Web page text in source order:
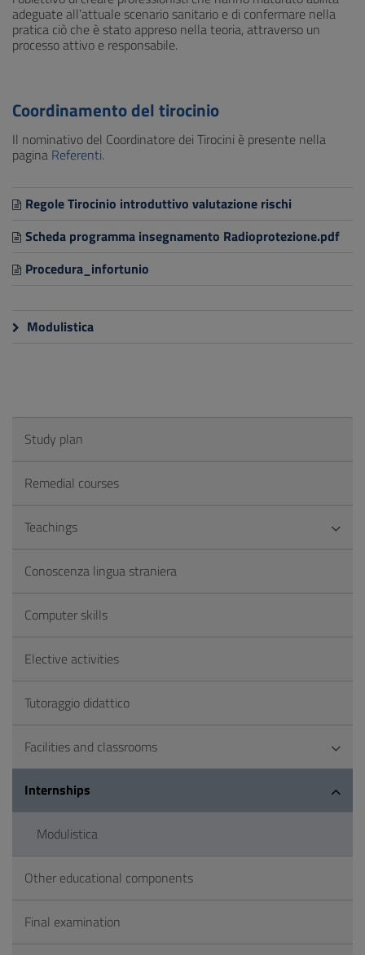
adeguate all’attuale scenario sanitario e di confermare nella
pratica ciò che è stato appreso nella teoria, attraverso un
processo attivo e responsabile.
Coordinamento del tirocinio
Il nominativo del Coordinatore dei Tirocini è presente nella
pagina Referenti.
Regole Tirocinio introduttivo valutazione rischi
Scheda programma insegnamento Radioprotezione.pdf
Procedura_infortunio
Modulistica
Study plan
Remedial courses
Teachings
Conoscenza lingua straniera
Computer skills
Elective activities
Tutoraggio didattico
Facilities and classrooms
Internships
Modulistica
Other educational components
Final examination